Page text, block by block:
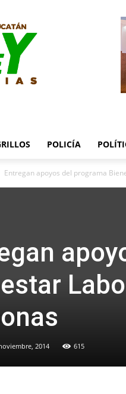
POLICÍA
Entregan apoyos del programa
2014 615